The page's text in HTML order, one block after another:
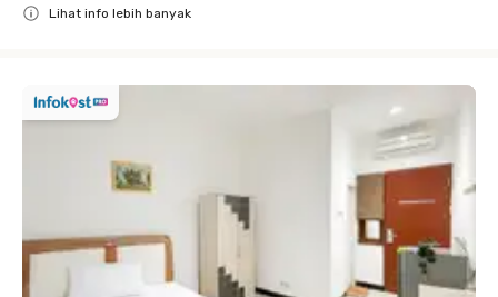
Lihat info lebih banyak